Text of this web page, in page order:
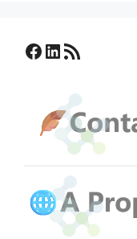
Facebook
LinkedIn
Flux RSS